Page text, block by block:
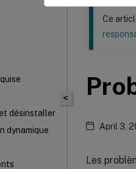
désinstaller
dynamique
<
Ce
April 3,
Les